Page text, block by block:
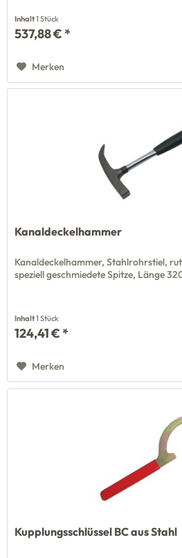
Inhalt1 Stück
537,88 € *
Merken
Kanaldeckelhammer
Kanaldeckelhammer, Stahlrohrstiel,
speziell geschmiedete Spitze, Länge
Inhalt1 Stück
124,41 € *
Merken
Kupplungsschlüssel BC aus Stahl